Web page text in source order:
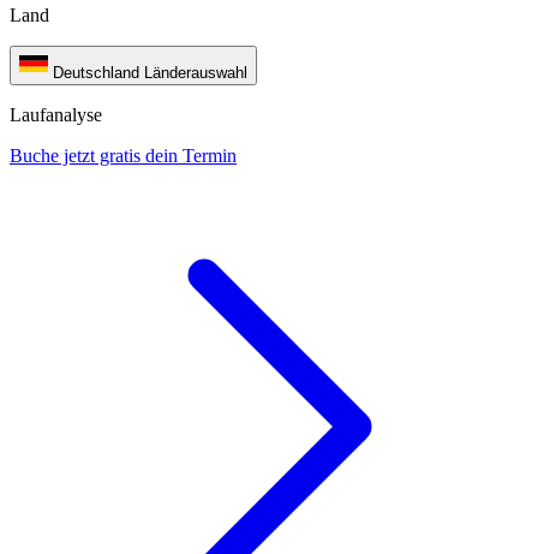
Land
Deutschland Länderauswahl
Laufanalyse
Buche jetzt gratis dein Termin